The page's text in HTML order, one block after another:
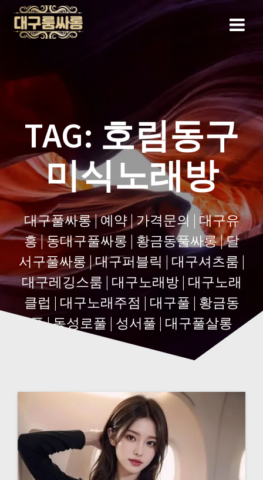
TAG: 호림동구
미식노래방
대구풀싸롱 | 예약 | 가격문의 | 대구유
흥 | 동대구풀싸롱 | 황금동풀싸롱 | 달
서구풀싸롱 | 대구퍼블릭 | 대구셔츠룸 |
대구레깅스룸 | 대구노래방 | 대구노래
클럽 | 대구노래주점 | 대구풀 | 황금동
풀 | 동성로풀 | 성서풀 | 대구풀살롱